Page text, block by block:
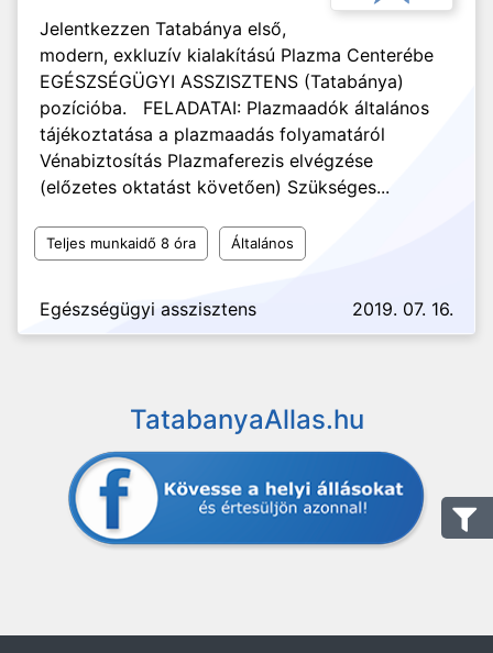
Jelentkezzen Tatabánya első,
modern, exkluzív kialakítású Plazma Centerébe
EGÉSZSÉGÜGYI ASSZISZTENS (Tatabánya)
pozícióba. FELADATAI: Plazmaadók általános
tájékoztatása a plazmaadás folyamatáról
Vénabiztosítás Plazmaferezis elvégzése
(előzetes oktatást követően) Szükséges...
Teljes munkaidő 8 óra Általános
Egészségügyi asszisztens 2019. 07. 16.
TatabanyaAllas.hu